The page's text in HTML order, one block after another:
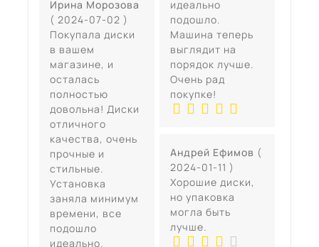
Ирина Морозова
( 2024-07-02 )
Покупала диски
в вашем
магазине, и
осталась
полностью
довольна! Диски
отличного
качества, очень
прочные и
стильные.
Установка
заняла минимум
времени, все
подошло
идеально.
идеально
подошло.
Машина теперь
выглядит на
порядок лучше.
Очень рад
покупке!
Андрей Ефимов (
2024-01-11 )
Хорошие диски,
но упаковка
могла быть
лучше.